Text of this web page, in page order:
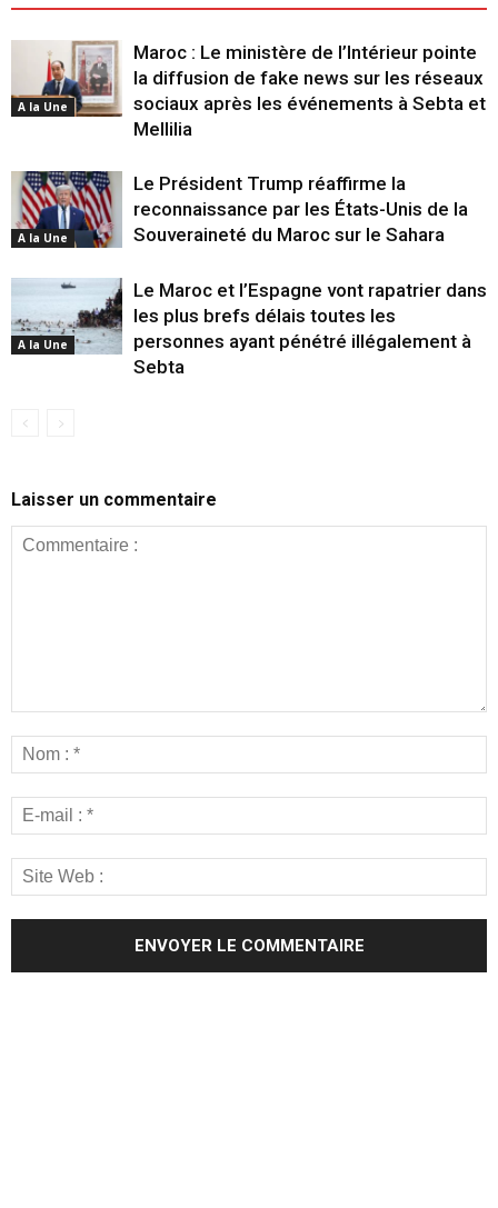
A la Une
Maroc : Le ministère de l’Intérieur pointe
la diffusion de fake news sur les réseaux
sociaux après les événements à Sebta et
Mellilia
A la Une
Le Président Trump réaffirme la
reconnaissance par les États-Unis de la
Souveraineté du Maroc sur le Sahara
A la Une
Le Maroc et l’Espagne vont rapatrier dans
les plus brefs délais toutes les
personnes ayant pénétré illégalement à
Sebta
Laisser un commentaire